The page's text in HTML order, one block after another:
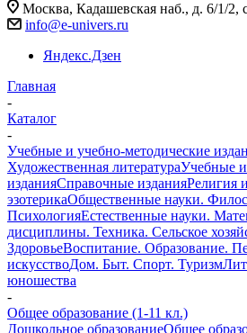
Москва, Кадашевская наб., д. 6/1/2,
info@e-univers.ru
Яндекс.Дзен
Главная
-
Каталог
-
Учебные и учебно-методические
Художественная литератураУчебные и
изданияСправочные изданияРелигия и
эзотерикаОбщественные науки.
ПсихологияЕстественные науки.
дисциплины. Техника. Сельское
ЗдоровьеВоспитание. Образование.
искусствоДом. Быт. Спорт. Туризм
юношества
-
Общее образование (1-11 кл.)
Дошкольное образованиеОбщее